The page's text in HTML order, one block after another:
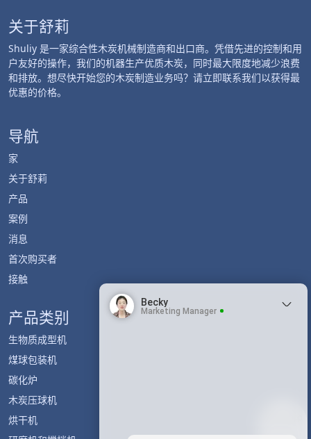
关于舒莉
Shuliy 是一家综合性木炭机械制造商和出口商。凭借先进的控制和用
户友好的操作，我们的机器生产优质木炭，同时最大限度地减少浪费
和排放。想尽快开始您的木炭制造业务吗？请立即联系我们以获得最
优惠的价格。
导航
家
关于舒莉
产品
案例
消息
首次购买者
接触
产品类别
生物质成型机
煤球包装机
碳化炉
木炭压球机
烘干机
Becky
Marketing Manager